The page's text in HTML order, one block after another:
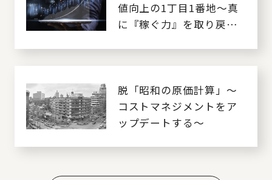
値向上の1丁目1番地～真
に『稼ぐ力』を取り戻す
脱「昭和の原価計算」～
コストマネジメントをア
ップデートする～